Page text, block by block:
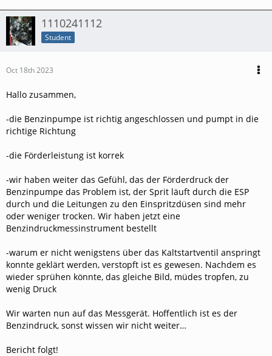
1110241112
Student
Oct 18th 2023
Hallo zusammen,
-die Benzinpumpe ist richtig angeschlossen und pumpt in die
richtige Richtung
-die Förderleistung ist korrek
-wir haben weiter das Gefühl, das der Förderdruck der
Benzinpumpe das Problem ist, der Sprit läuft durch die ESP
durch und die Leitungen zu den Einspritzdüsen sind mehr
oder weniger trocken. Wir haben jetzt eine
Benzindruckmessinstrument bestellt
-warum er nicht wenigstens über das Kaltstartventil anspringt
konnte geklärt werden, verstopft ist es gewesen. Nachdem es
wieder sprühen könnte, das gleiche Bild, müdes tropfen, zu
wenig Druck
Wir warten nun auf das Messgerät. Hoffentlich ist es der
Benzindruck, sonst wissen wir nicht weiter…
Bericht folgt!